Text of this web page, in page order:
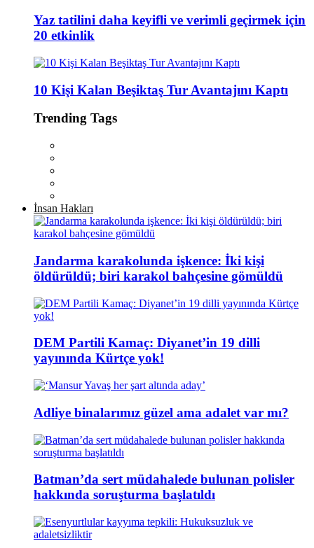
Yaz tatilini daha keyifli ve verimli geçirmek için
20 etkinlik
10 Kişi Kalan Beşiktaş Tur Avantajını Kaptı
Trending Tags
İnsan Hakları
Jandarma karakolunda işkence: İki kişi
öldürüldü; biri karakol bahçesine gömüldü
DEM Partili Kamaç: Diyanet’in 19 dilli
yayınında Kürtçe yok!
Adliye binalarımız güzel ama adalet var mı?
Batman’da sert müdahalede bulunan polisler
hakkında soruşturma başlatıldı